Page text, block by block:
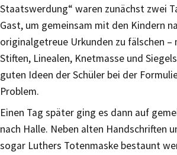
Staatswerdung“ waren zunächst zwei
Gast, um gemeinsam mit den Kindern
originalgetreue Urkunden zu fälschen –
Stiften, Linealen, Knetmasse und
guten Ideen der Schüler bei der
Problem.
Einen Tag später ging es dann auf
nach Halle. Neben alten Handschriften
sogar Luthers Totenmaske bestaunt